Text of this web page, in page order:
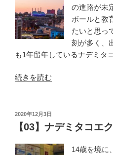
ク
ス
プ
レ
ス
メ
カ
ン
ス
の進路が未
ボールと教
たいと思っ
刻が多く、
も1年留年しているナデミタ
“【04】
ミ
タ
エ
続きを読む
投
日:
2020年12月3日
【03】ナデミタコエ
14歳を境に